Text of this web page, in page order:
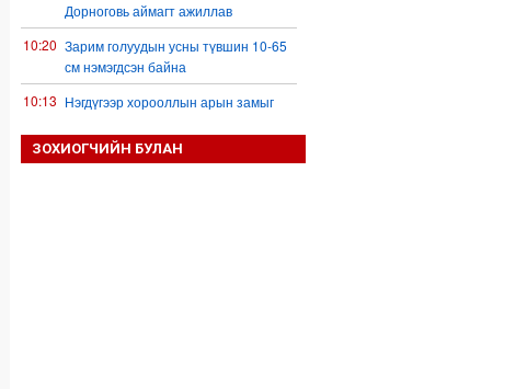
Дорноговь аймагт ажиллав
10:20 Зарим голуудын усны түвшин 10-65
см нэмэгдсэн байна
10:13 Нэгдүгээр хорооллын арын замыг
түр хааж, борооны ус зайлуулах
шугамын хөндлөн сэтэлгээ хийнэ
ЗОХИОГЧИЙН БУЛАН